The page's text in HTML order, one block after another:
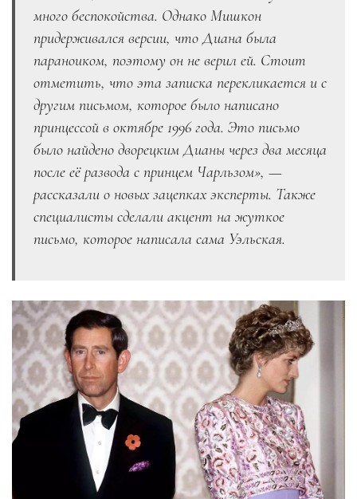
много беспокойства. Однако Мишкон
придерживался версии, что Диана была
параноиком, поэтому он не верил ей. Стоит
отметить, что эта записка перекликается и с
другим письмом, которое было написано
принцессой в октябре 1996 года. Это письмо
было найдено дворецким Дианы через два месяца
после её развода с принцем Чарльзом», —
рассказали о новых зацепках эксперты. Также
специалисты сделали акцент на жуткое
письмо, которое написала сама Уэльская.